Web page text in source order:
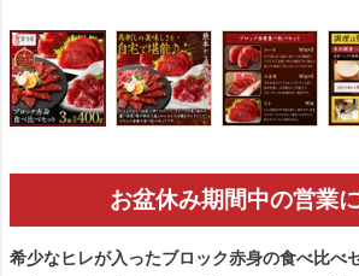
お盆休み期間中の営業
希少なヒレが入ったブロック赤身の食べ比べ